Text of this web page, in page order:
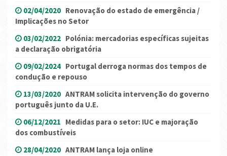
02/04/2020 Renovação do estado de emergência /
Implicações no Setor
03/02/2022 Polónia: mercadorias específicas sujeitas
a declaração obrigatória
09/02/2024 Portugal derroga normas dos tempos de
condução e repouso
13/03/2020 ANTRAM solicita intervenção do governo
português junto da U.E.
06/12/2021 Medidas para o setor: IUC e majoração
dos combustíveis
28/04/2020 ANTRAM lança loja online